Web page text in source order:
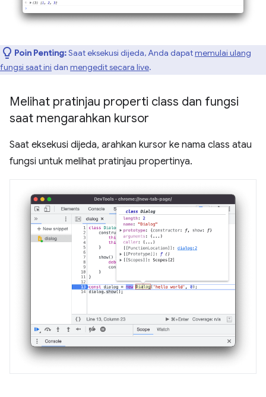
Poin Penting:Saat eksekusi dijeda, Anda dapatmemulai ulang
fungsi saat ini dan mengedit secara live.
Melihat pratinjau properti class dan fungsi
saat mengarahkan kursor
Saat eksekusi dijeda, arahkan kursor ke nama class atau
fungsi untuk melihat pratinjau propertinya.